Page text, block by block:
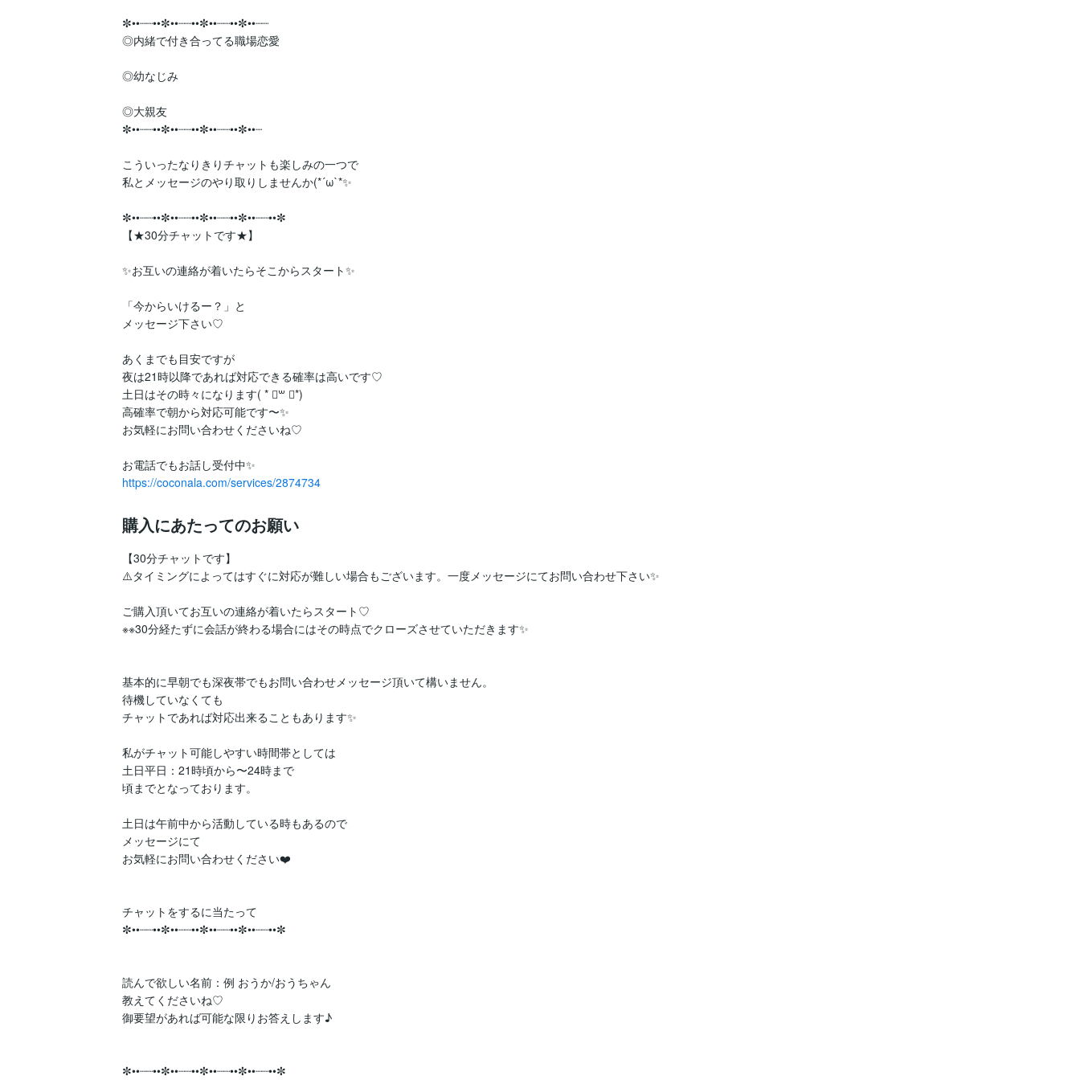
✼••┈┈••✼••┈┈••✼••┈┈••✼••┈┈
◎内緒で付き合ってる職場恋愛
◎幼なじみ
◎大親友
✼••┈┈••✼••┈┈••✼••┈┈••✼••┈
こういったなりきりチャットも楽しみの一つで
私とメッセージのやり取りしませんか(*´ω`*✨️
✼••┈┈••✼••┈┈••✼••┈┈••✼••┈┈••✼
【★30分チャットです★】
✨️お互いの連絡が着いたらそこからスタート✨
「今からいけるー？」と
メッセージ下さい♡
あくまでも目安ですが
夜は21時以降であれば対応できる確率は高いです♡
土日はその時々になります( * ॑꒳ ॑*)
高確率で朝から対応可能です〜✨️
お気軽にお問い合わせくださいね♡
https://coconala.com/services/2874734
購入にあたってのお願い
【30分チャットです】
⚠️タイミングによってはすぐに対応が難しい場合もございます。一度メッセージにてお問い合わせ下さい✨
ご購入頂いてお互いの連絡が着いたらスタート♡
※※30分経たずに会話が終わる場合にはその時点でクローズさせていただきます✨️
基本的に早朝でも深夜帯でもお問い合わせメッセージ頂いて構いません。
待機していなくても
チャットであれば対応出来ることもあります✨
私がチャット可能しやすい時間帯としては
土日平日：21時頃から〜24時まで
頃までとなっております。
土日は午前中から活動している時もあるので
メッセージにて
お気軽にお問い合わせください❤️
チャットをするに当たって
✼••┈┈••✼••┈┈••✼••┈┈••✼••┈┈••✼
読んで欲しい名前：例 おうか/おうちゃん
教えてくださいね♡
御要望があれば可能な限りお答えします♪
✼••┈┈••✼••┈┈••✼••┈┈••✼••┈┈••✼